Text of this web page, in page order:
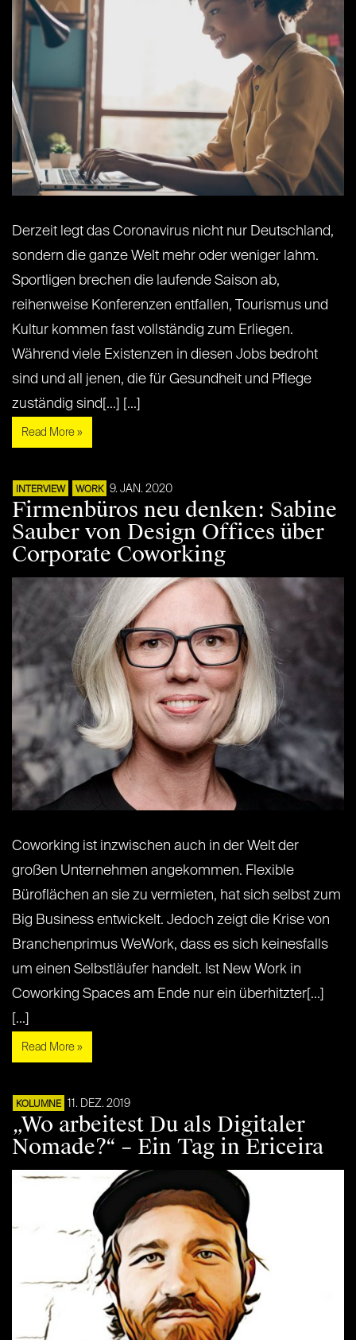
Derzeit legt das Coronavirus nicht nur Deutschland,
sondern die ganze Welt mehr oder weniger lahm.
Sportligen brechen die laufende Saison ab,
reihenweise Konferenzen entfallen, Tourismus und
Kultur kommen fast vollständig zum Erliegen.
Während viele Existenzen in diesen Jobs bedroht
sind und all jenen, die für Gesundheit und Pflege
zuständig sind[...] [...]
Read More »
INTERVIEW WORK 9. JAN. 2020
Firmenbüros neu denken: Sabine
Sauber von Design Offices über
Corporate Coworking
Coworking ist inzwischen auch in der Welt der
großen Unternehmen angekommen. Flexible
Büroflächen an sie zu vermieten, hat sich selbst zum
Big Business entwickelt. Jedoch zeigt die Krise von
Branchenprimus WeWork, dass es sich keinesfalls
um einen Selbstläufer handelt. Ist New Work in
Coworking Spaces am Ende nur ein überhitzter[...]
[...]
Read More »
KOLUMNE 11. DEZ. 2019
„Wo arbeitest Du als Digitaler
Nomade?“ – Ein Tag in Ericeira